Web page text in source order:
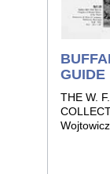
GUIDE
THE W.